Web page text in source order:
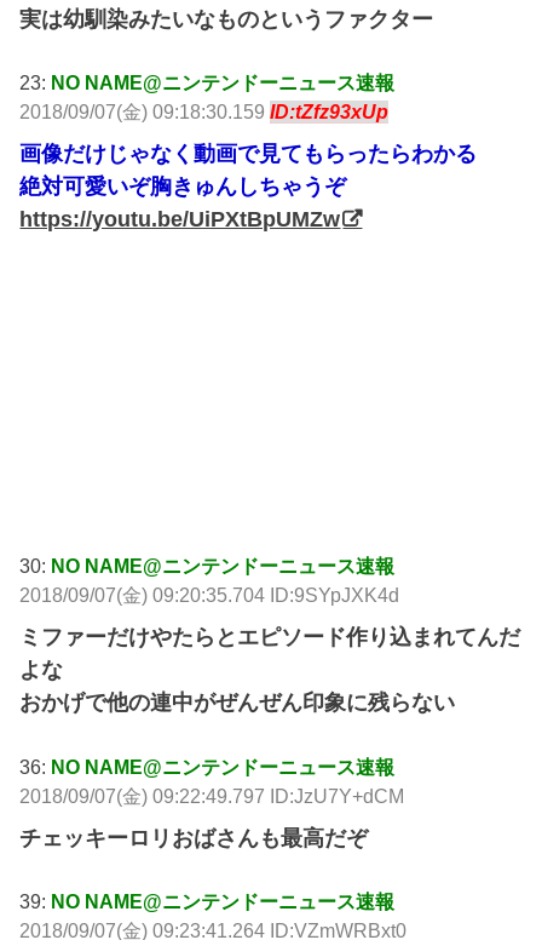
実は幼馴染みたいなものというファクター
23: NO NAME@ニンテンドーニュース速報
2018/09/07(金) 09:18:30.159ID:tZfz93xUp
画像だけじゃなく動画で見てもらったらわかる
絶対可愛いぞ胸きゅんしちゃうぞ
https://youtu.be/UiPXtBpUMZw
30: NO NAME@ニンテンドーニュース速報
2018/09/07(金) 09:20:35.704 ID:9SYpJXK4d
ミファーだけやたらとエピソード作り込まれてんだ
よな
おかげで他の連中がぜんぜん印象に残らない
36: NO NAME@ニンテンドーニュース速報
2018/09/07(金) 09:22:49.797 ID:JzU7Y+dCM
チェッキーロリおばさんも最高だぞ
39: NO NAME@ニンテンドーニュース速報
2018/09/07(金) 09:23:41.264 ID:VZmWRBxt0